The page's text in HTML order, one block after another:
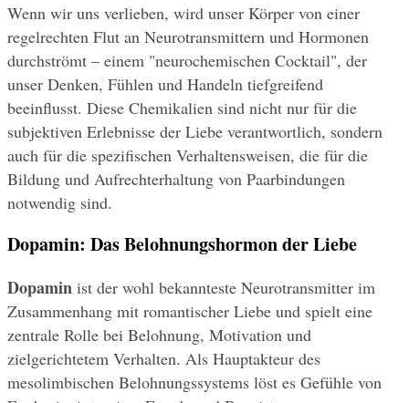
Wenn wir uns verlieben, wird unser Körper von einer
regelrechten Flut an Neurotransmittern und Hormonen
durchströmt – einem "neurochemischen Cocktail", der
unser Denken, Fühlen und Handeln tiefgreifend
beeinflusst. Diese Chemikalien sind nicht nur für die
subjektiven Erlebnisse der Liebe verantwortlich, sondern
auch für die spezifischen Verhaltensweisen, die für die
Bildung und Aufrechterhaltung von Paarbindungen
notwendig sind.
Dopamin: Das Belohnungshormon der Liebe
Dopamin ist der wohl bekannteste Neurotransmitter im
Zusammenhang mit romantischer Liebe und spielt eine
zentrale Rolle bei Belohnung, Motivation und
zielgerichtetem Verhalten. Als Hauptakteur des
mesolimbischen Belohnungssystems löst es Gefühle von